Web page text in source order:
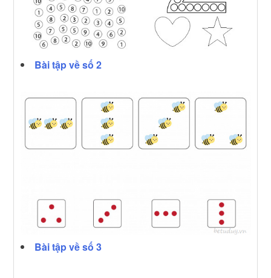
Bài tập về số 2
Bài tập về số 3